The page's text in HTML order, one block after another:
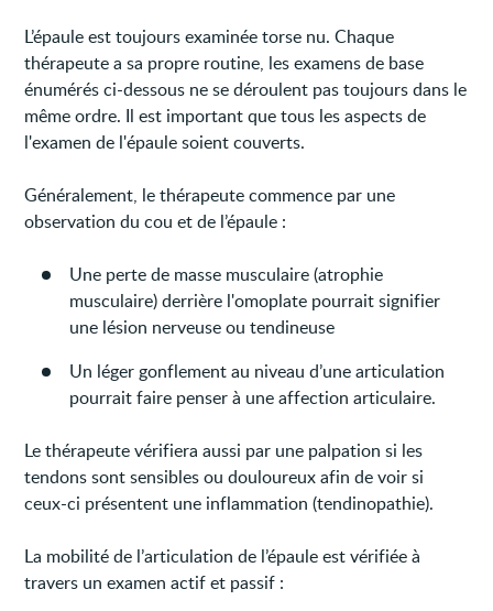
L’épaule est toujours examinée torse nu. Chaque
thérapeute a sa propre routine, les examens de base
énumérés ci-dessous ne se déroulent pas toujours dans le
même ordre. Il est important que tous les aspects de
l'examen de l'épaule soient couverts.
Généralement, le thérapeute commence par une
observation du cou et de l’épaule :
Une perte de masse musculaire (atrophie
musculaire) derrière l'omoplate pourrait signifier
une lésion nerveuse ou tendineuse
Un léger gonflement au niveau d’une articulation
pourrait faire penser à une affection articulaire.
Le thérapeute vérifiera aussi par une palpation si les
tendons sont sensibles ou douloureux afin de voir si
ceux-ci présentent une inflammation (tendinopathie).
La mobilité de l’articulation de l’épaule est vérifiée à
travers un examen actif et passif :